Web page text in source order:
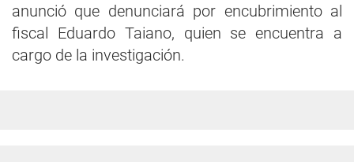
anunció que denunciará por encubrimiento al
fiscal Eduardo Taiano, quien se encuentra a
cargo de la investigación.